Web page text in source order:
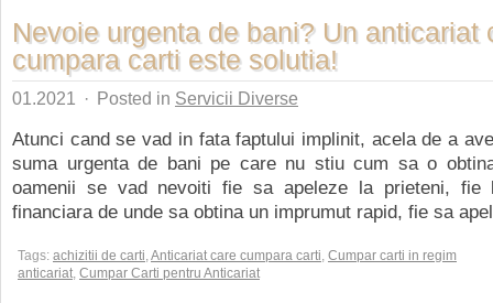
Nevoie urgenta de bani? Un anticariat
cumpara carti este solutia!
01.2021 · Posted in Servicii Diverse
Atunci cand se vad in fata faptului implinit, acela de a
suma urgenta de bani pe care nu stiu cum sa o
oamenii se vad nevoiti fie sa apeleze la prieteni, fie
financiara de unde sa obtina un imprumut rapid, fie sa
Tags: achizitii de carti,Anticariat care cumpara carti, Cumpar carti in regim
anticariat, Cumpar Carti pentru Anticariat